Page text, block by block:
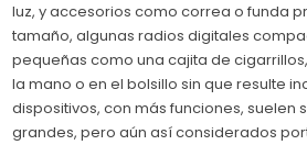
luz, y accesorios como correa o funda
tamaño, algunas radios digitales
pequeñas como una cajita de
la mano o en el bolsillo sin que resulte
dispositivos, con más funciones, suelen
grandes, pero aún así considerados